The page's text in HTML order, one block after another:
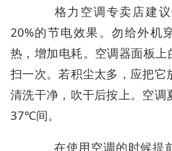
格力空调专卖店建议
20%的节电效果。勿给外机
热，增加电耗。空调器面板
扫一次。若积尘太多，应把
清洗干净，吹干后按上。空
37℃间。
在使用空调的时候提